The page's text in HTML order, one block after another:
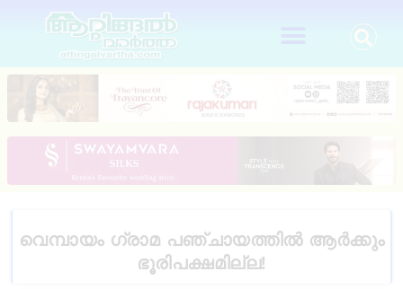
വെമ്പായം ഗ്രാമ പഞ്ചായത്തിൽ ആർക്കും
ഭൂരിപക്ഷമില്ല!